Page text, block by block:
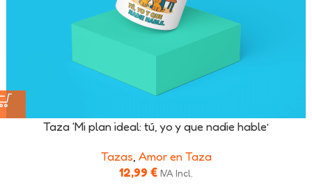
Taza ‘Mi plan ideal: tú, yo y que nadie hable’
Tazas, Amor en Taza
12,99 € IVA Incl.